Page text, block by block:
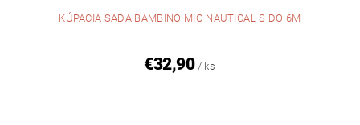
KÚPACIA SADA BAMBINO MIO NAUTICAL S DO 6M
€32,90 / ks